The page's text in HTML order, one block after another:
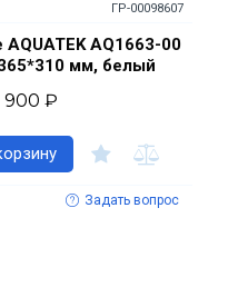
ГР-00098607
AQ1663-00
мм, белый
900 ₽
Задать вопрос